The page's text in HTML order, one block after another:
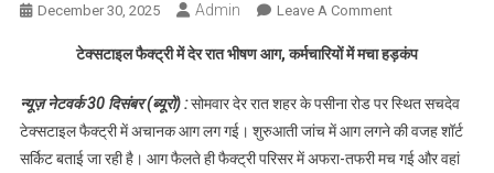
December 30, 2025 Admin Leave A CommentOn टेक्सटाइल
रात भीषण आग,
मचा हड़कंप
टेक्सटाइल फैक्ट्री में देर रात भीषण आग, कर्मचारियों में मचा हड़कंप
न्यूज़ नेटवर्क 30 दिसंबर (ब्यूरो) :सोमवार देर रात शहर के पसीना रोड पर स्थित सचदेव
टेक्सटाइल फैक्ट्री में अचानक आग लग गई। शुरुआती जांच में आग लगने की वजह शॉर्ट
सर्किट बताई जा रही है। आग फैलते ही फैक्ट्री परिसर में अफरा-तफरी मच गई और वहां